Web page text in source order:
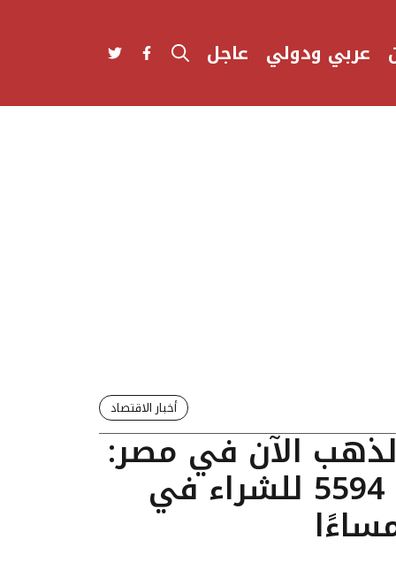
عربي ودولي عاجل
أخبار الاقتصاد
الآن في مصر:
عيار 24 يسجل 5594 للشراء في